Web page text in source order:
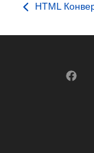
HTML